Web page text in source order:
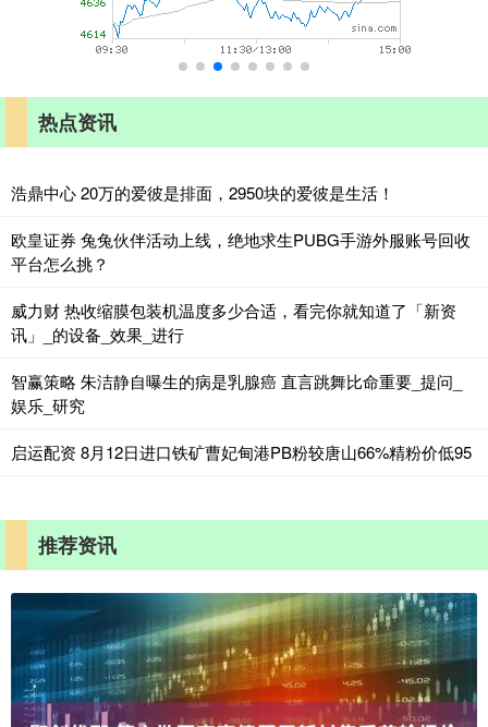
热点资讯
浩鼎中心 20万的爱彼是排面，2950块的爱彼是生活！
欧皇证券 兔兔伙伴活动上线，绝地求生PUBG手游外服账号回收
平台怎么挑？
威力财 热收缩膜包装机温度多少合适，看完你就知道了「新资
讯」_的设备_效果_进行
智赢策略 朱洁静自曝生的病是乳腺癌 直言跳舞比命重要_提问_
娱乐_研究
启运配资 8月12日进口铁矿曹妃甸港PB粉较唐山66%精粉价低95
推荐资讯